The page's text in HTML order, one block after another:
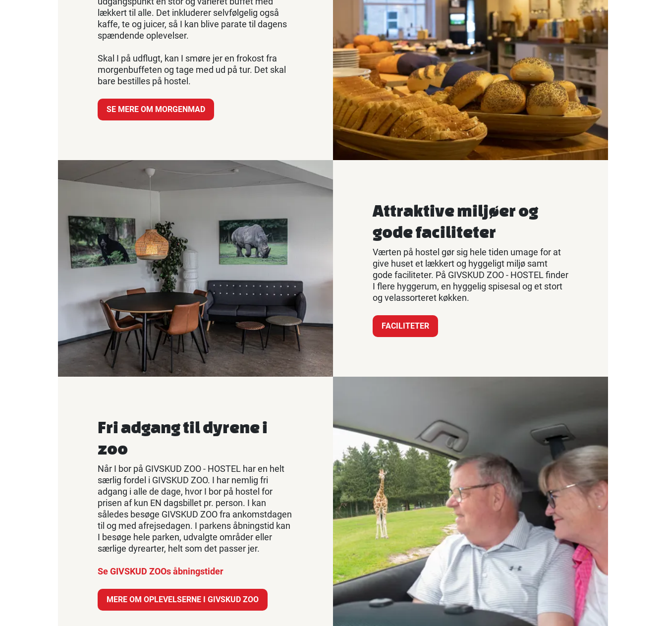
lækkert til alle. Det inkluderer selvfølgelig også
kaffe, te og juicer, så I kan blive parate til dagens
spændende oplevelser.
Skal I på udflugt, kan I smøre jer en frokost fra
morgenbuffeten og tage med ud på tur. Det skal
bare bestilles på hostel.
SE MERE OM MORGENMAD
Attraktive miljøer og
gode faciliteter
Værten på hostel gør sig hele tiden umage for at
give huset et lækkert og hyggeligt miljø samt
gode faciliteter. På GIVSKUD ZOO - HOSTEL finder
I flere hyggerum, en hyggelig spisesal og et stort
og velassorteret køkken.
FACILITETER
Fri adgang til dyrene i
zoo
Når I bor på GIVSKUD ZOO - HOSTEL har en helt
særlig fordel i GIVSKUD ZOO. I har nemlig fri
adgang i alle de dage, hvor I bor på hostel for
prisen af kun EN dagsbillet pr. person. I kan
således besøge GIVSKUD ZOO fra ankomstdagen
til og med afrejsedagen. I parkens åbningstid kan
I besøge hele parken, udvalgte områder eller
særlige dyrearter, helt som det passer jer.
Se GIVSKUD ZOOs åbningstider
MERE OM OPLEVELSERNE I GIVSKUD ZOO